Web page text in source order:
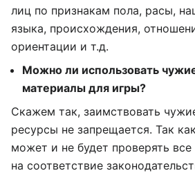
лиц по признакам пола, расы,
языка, происхождения,
ориентации и т.д.
Можно ли использовать
материалы для игры?
Скажем так, заимствовать
ресурсы не запрещается. Так
может и не будет проверять
на соответствие